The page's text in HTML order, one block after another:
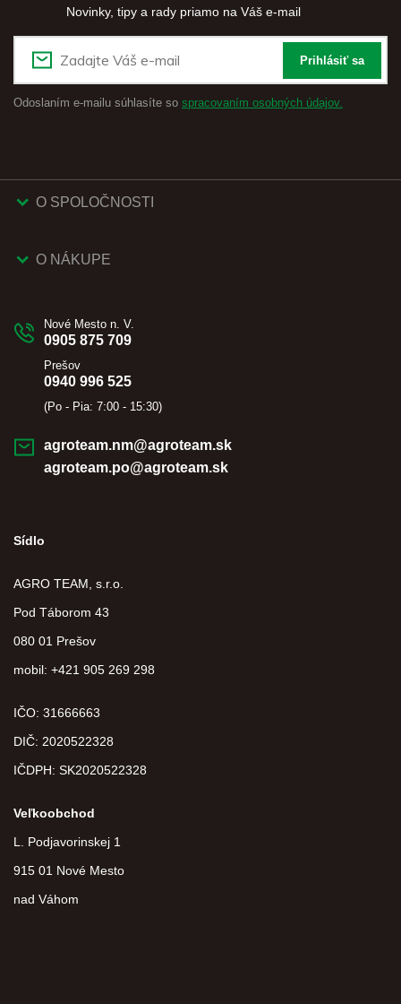
Novinky, tipy a rady priamo na Váš e-mail
Prihlásiť sa
Odoslaním e-mailu súhlasíte so spracovaním osobných údajov.
O SPOLOČNOSTI
O NÁKUPE
Nové Mesto n. V.
0905 875 709
Prešov
0940 996 525
(Po - Pia: 7:00 - 15:30)
agroteam.nm@agroteam.sk
agroteam.po@agroteam.sk
Sídlo
AGRO TEAM, s.r.o.
Pod Táborom 43
080 01 Prešov
mobil: +421 905 269 298
IČO: 31666663
DIČ: 2020522328
IČDPH: SK2020522328
Veľkoobchod
L. Podjavorinskej 1
915 01 Nové Mesto
nad Váhom